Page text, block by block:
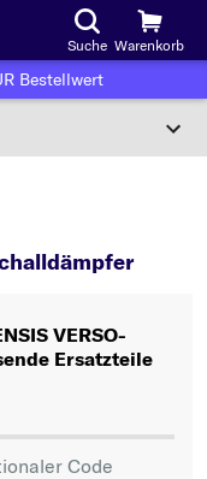
Suche Warenkorb
Bestellwert
VERSO-
Ersatzteile
Code